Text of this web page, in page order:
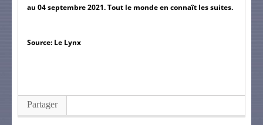
au 04 septembre 2021. Tout le monde en connaît les suites.
Source: Le Lynx
Partager